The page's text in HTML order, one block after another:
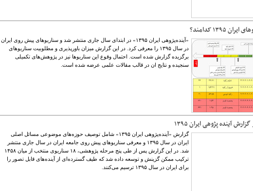
۱۳۹۵ کدامند؟
«آینده‌پژوهی ایران ۱۳۹۵» در ابتدای سال جاری منتشر شد و سناریوهای پیش‌ روی ایران
در سال ۱۳۹۵ را معرفی کرد. در این گزارش میزان باورپذیری و مطلوبیت سناریوهای
برگزیده گزارش شده است. احتمال وقوع این سناریوها نیز در پژوهش‌های تکمیلی
سنجیده و نتایج ان در قالب مقالات علمی عرضه شده است.
آینده پژوهی ایران ۱۳۹۵
گزارش «آینده‌پژوهی ایران ۱۳۹۵» شامل توصیف حوز‌ه‌های موضوعی مسائل اصلی
ایران در سال ۱۳۹۵ و معرفی سناریوهای پیش روی جامعه ایران در سال جاری منتشر
شد. در این گزارش پس از طی پنج مرحله پژوهشی، ۱۸ سناریوی منتخب از میان ۱۴۵۸
ترکیب ممکن گزینش و توسعه داده شد که طیف گسترده‌ای از آینده‌های قابل تصور را
برای ایران در سال ۱۳۹۵ ترسیم می‌کنند.